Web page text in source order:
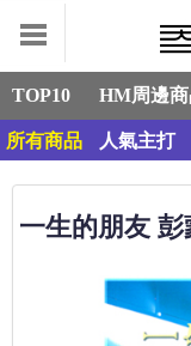
TOP10 HM周邊
所有商品 人氣主打
一生的朋友 彭